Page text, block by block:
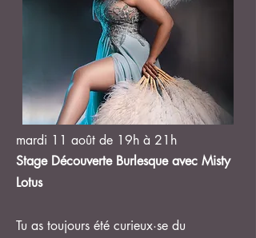
mardi 11 août de 19h à 21h
Stage Découverte Burlesque avec Misty
Lotus
Tu as toujours été curieux·se du